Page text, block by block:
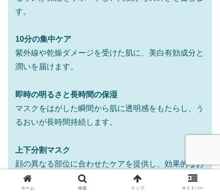
す。
10分の集中ケア
紫外線や乾燥ダメージを受けた肌に、美白有効成分と
潤いを届けます。
即時の明るさと長時間の保湿
マスクをはがした瞬間から肌に透明感をもたらし、う
るおいが長時間持続します。
上下分割マスク
顔の異なる部位に合わせたケアを提供し、効果的なお
手入れを実現します。
ホーム 検索 トップ サイドバー